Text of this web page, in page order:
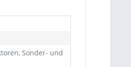
Sonder- und